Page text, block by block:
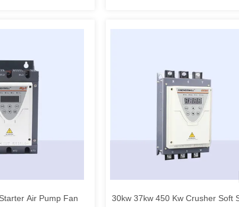
Air Pump Fan
30kw 37kw 450 Kw Crusher Soft